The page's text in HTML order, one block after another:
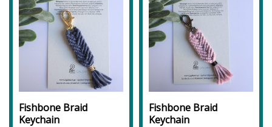
Fishbone Braid
Keychain
Fishbone Braid
Keychain